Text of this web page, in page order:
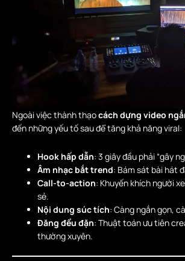
Ngoài việc thành thạocách dựng video
đến những yếu tố sau để tăng khả năng viral:
Hook hấp dẫn: 3 giây đầu phải “gây
Âm nhạc bắt trend: Bám sát bài hát
Call-to-action: Khuyến khích người
sẻ.
Nội dung súc tích: Càng ngắn gọn,
Đăng đều đặn: Thuật toán ưu tiên
thường xuyên.